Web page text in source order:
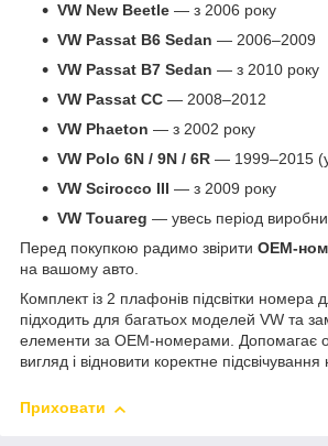
VW New Beetle — з 2006 року
VW Passat B6 Sedan — 2006–2009
VW Passat B7 Sedan — з 2010 року
VW Passat CC — 2008–2012
VW Phaeton — з 2002 року
VW Polo 6N / 9N / 6R — 1999–2015
VW Scirocco III — з 2009 року
VW Touareg — увесь період
Перед покупкою радимо звірити OEM-
на вашому авто.
Комплект із 2 плафонів підсвітки номера
підходить для багатьох моделей VW та
елементи за OEM-номерами. Допомагає
вигляд і відновити коректне
Приховати